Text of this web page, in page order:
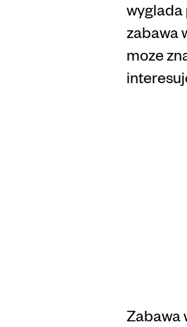
wyglada
zabawa
moze
Zabawa